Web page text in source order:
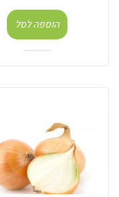
הוספה לסל